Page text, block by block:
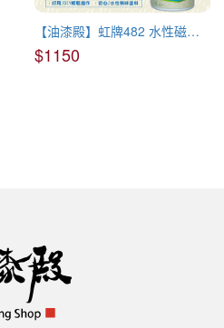
【油漆殿】虹牌482 水性磁性漆
$1150